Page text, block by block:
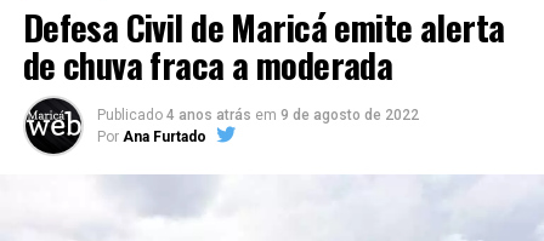
Defesa Civil de Maricá emite alerta
de chuva fraca a moderada
Publicado 4 anos atrás em 9 de agosto de 2022
Por Ana Furtado